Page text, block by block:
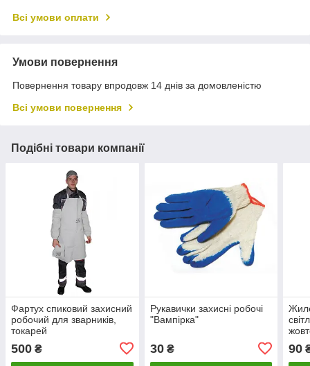
Всі умови оплати
Умови повернення
Повернення товару впродовж 14 днів за домовленістю
Всі умови повернення
Подібні товари компанії
Фартух спиковий захисний
робочий для зварників,
токарей
500 ₴
Рукавички захисні робочі
"Вампірка"
30₴ 90